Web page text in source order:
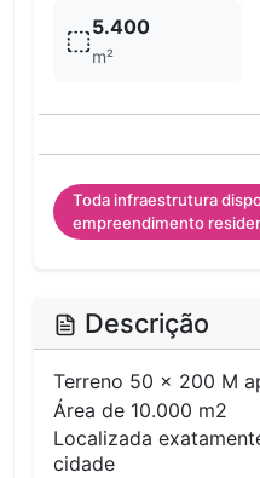
5.400
m²
Toda infraestrutura
empreendimento
Descrição
Terreno 50 x 200 M
Área de 10.000 m2
Localizada
cidade